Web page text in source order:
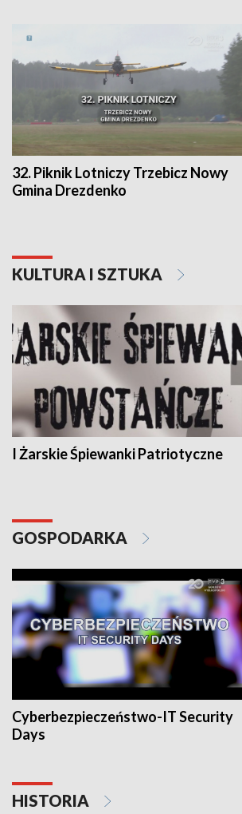
32. Piknik Lotniczy Trzebicz Nowy
Gmina Drezdenko
KULTURA I SZTUKA
I Żarskie Śpiewanki Patriotyczne
GOSPODARKA
Cyberbezpieczeństwo-IT Security
Days
HISTORIA